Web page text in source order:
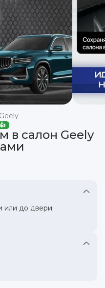
Geely
в салон Geely
или до двери